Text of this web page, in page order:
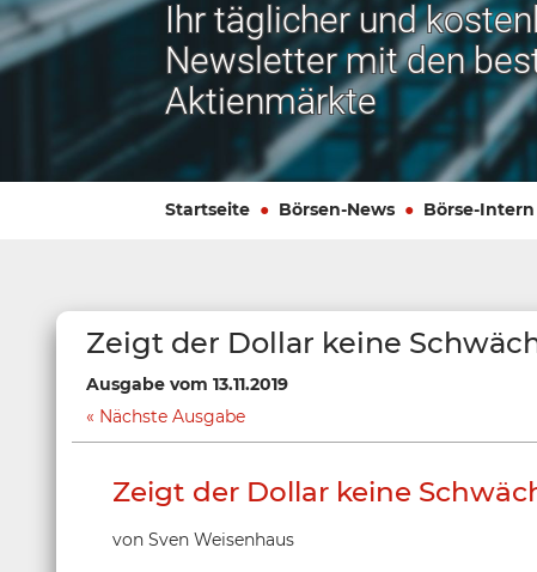
Ihr täglicher und
Newsletter mit den
Aktienmärkte
Startseite Börsen-News Börse-Intern
Zeigt der Dollar keine
Ausgabe vom 13.11.2019
Nächste Ausgabe
Zeigt der Dollar keine
von Sven Weisenhaus